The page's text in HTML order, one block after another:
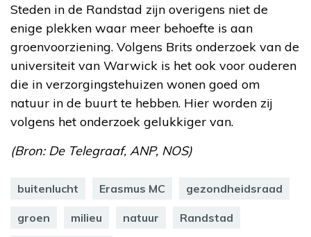
Steden in de Randstad zijn overigens niet de
enige plekken waar meer behoefte is aan
groenvoorziening. Volgens Brits onderzoek van de
universiteit van Warwick is het ook voor ouderen
die in verzorgingstehuizen wonen goed om
natuur in de buurt te hebben. Hier worden zij
volgens het onderzoek gelukkiger van.
(Bron: De Telegraaf, ANP, NOS)
buitenlucht Erasmus MC gezondheidsraad
groen milieu natuur Randstad